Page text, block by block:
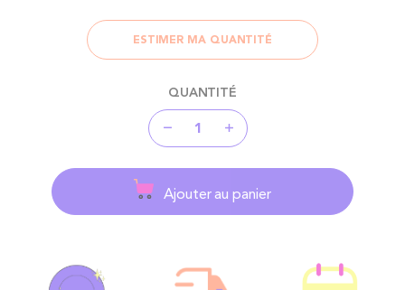
ESTIMER MA QUANTITÉ
QUANTITÉ
Ajouter au panier